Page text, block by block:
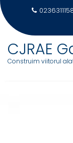
CJRAE
Construim viitorul